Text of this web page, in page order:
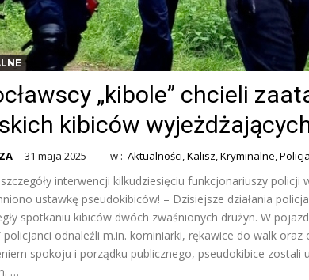
„kibole” chcieli
kibiców
31 maja 2025 w : Aktualności,Kalisz,Kryminalne,Policja
interwencji kilkudziesięciu funkcjonariuszy policji
ustawkę pseudokibiców! – Dzisiejsze działania
spotkaniu kibiców dwóch zwaśnionych drużyn. W
policjanci odnaleźli m.in. kominiarki, rękawice do walk oraz
spokoju i porządku publicznego, pseudokibice
…